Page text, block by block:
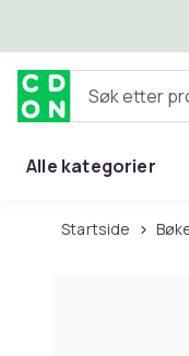
Søk etter
Alle kategorier
Startside